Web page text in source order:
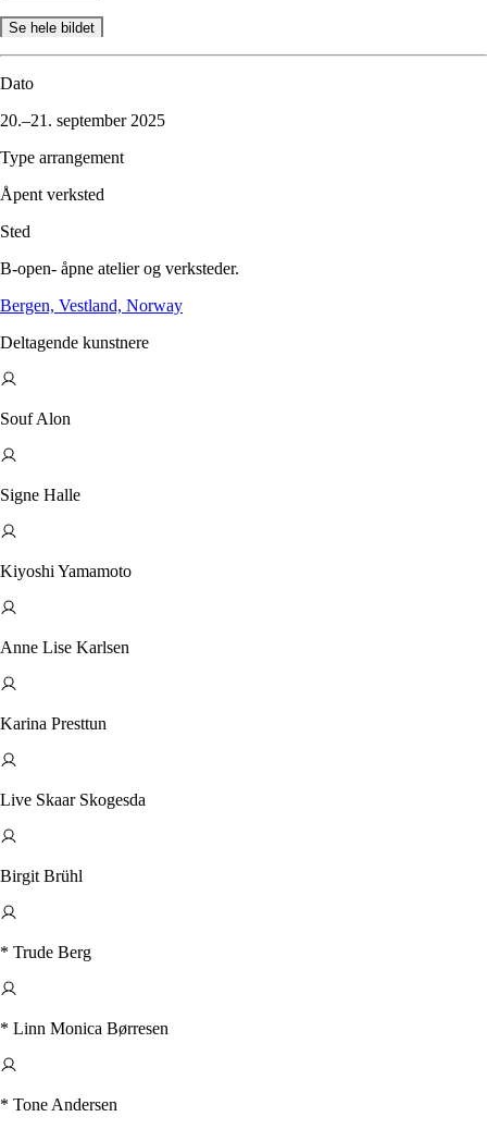
Se hele bildet
Dato
20.–21. september 2025
Type arrangement
Åpent verksted
Sted
B-open- åpne atelier og verksteder.
Bergen, Vestland, Norway
Deltagende kunstnere
Souf Alon
Signe Halle
Kiyoshi Yamamoto
Anne Lise Karlsen
Karina Presttun
Live Skaar Skogesda
Birgit Brühl
* Trude Berg
* Linn Monica Børresen
* Tone Andersen